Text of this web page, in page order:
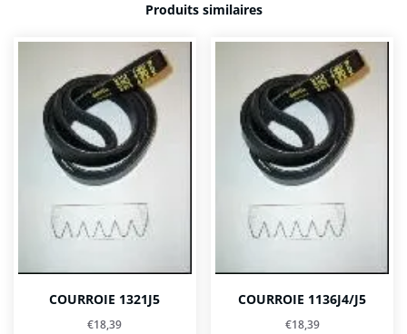
Produits similaires
COURROIE 1321J5
€18,39
COURROIE 1136J4/J5
€18,39